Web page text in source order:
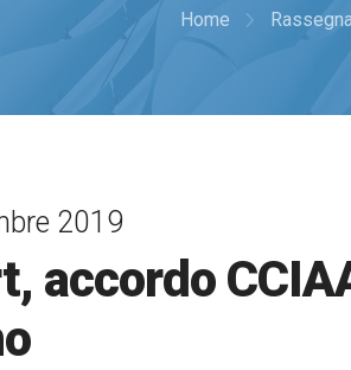
Home navigate_next
2019
accordo